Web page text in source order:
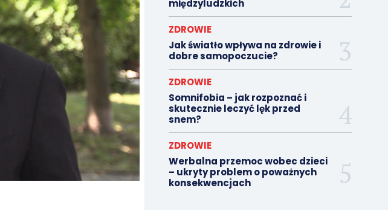
międzyludzkich
ZDROWIE
Jak światło wpływa na zdrowie i
dobre samopoczucie?
ZDROWIE
Somnifobia – jak rozpoznać i
skutecznie leczyć lęk przed
snem?
ZDROWIE
Werbalna przemoc wobec dzieci
– ukryty problem o poważnych
konsekwencjach